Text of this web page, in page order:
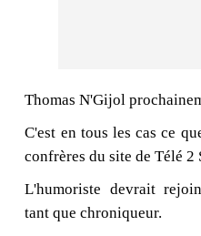
Thomas N'Gijol
C'est en tous les cas ce
confrères du site de Télé 2
L'humoriste devrait
tant que chroniqueur.